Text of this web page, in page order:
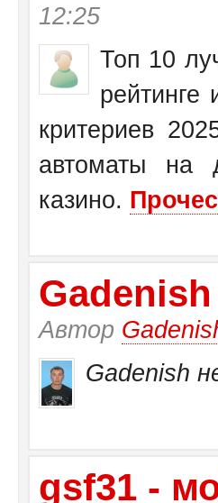
12:25
Топ 10
рейтинге
критериев
автоматы на
казино.
Автор
Gadenish
gsf31 -